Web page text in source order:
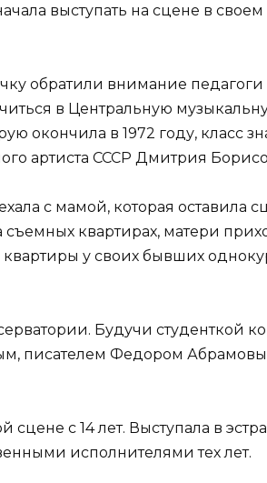
выступать на сцене в
обратили внимание педагоги
в Центральную
окончила в 1972 году, класс
артиста СССР Дмитрия
с мамой, которая оставила
квартирах, матери
квартиры у своих бывших
Будучи студенткой
писателем Федором
сцене с 14 лет. Выступала в
исполнителями тех лет.